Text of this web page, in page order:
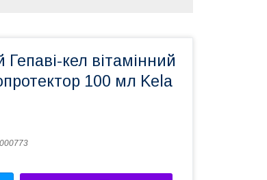
Гепаві-кел вітамінний
100 мл Kela